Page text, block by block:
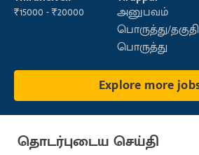
₹15000 - ₹20000 Sales)
அனுபவம்
பொருத்து/தகுதி
பொருத்து
Explore more
தொடர்புடைய செய்தி